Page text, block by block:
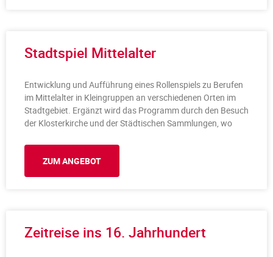
Stadtspiel Mittelalter
Entwicklung und Aufführung eines Rollenspiels zu Berufen
im Mittelalter in Kleingruppen an verschiedenen Orten im
Stadtgebiet. Ergänzt wird das Programm durch den Besuch
der Klosterkirche und der Städtischen Sammlungen, wo
ZUM ANGEBOT
Zeitreise ins 16. Jahrhundert